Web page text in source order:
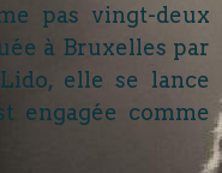
pas vingt-deux
à Bruxelles par
elle se lance
engagée comme